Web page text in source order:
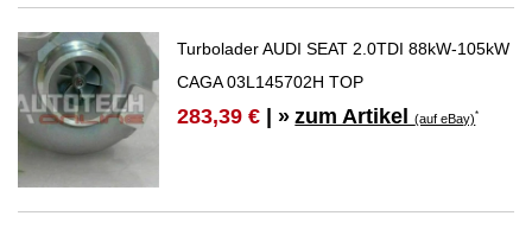
Turbolader AUDI SEAT 2.0TDI 88kW-105kW
CAGA 03L145702H TOP
283,39 € | » zum Artikel(auf eBay)*